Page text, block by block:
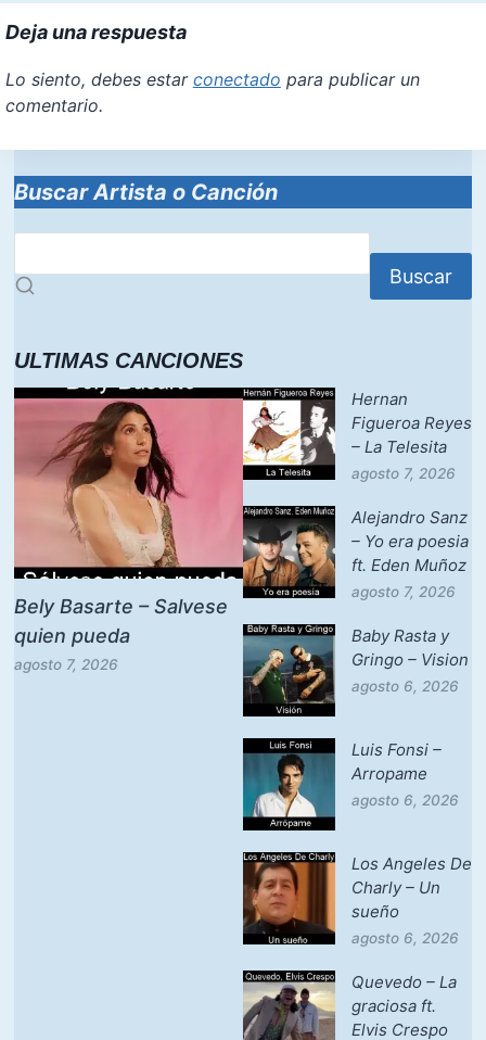
Deja una respuesta
Lo siento, debes estar conectado para publicar un
comentario.
Buscar Artista o Canción
Buscar
ULTIMAS CANCIONES
Bely Basarte – Salvese
quien pueda
agosto 7, 2026
Hernan
Figueroa Reyes
– La Telesita
agosto 7, 2026
Alejandro Sanz
– Yo era poesia
ft. Eden Muñoz
agosto 7, 2026
Baby Rasta y
Gringo – Vision
agosto 6, 2026
Luis Fonsi –
Arropame
agosto 6, 2026
Los Angeles De
Charly – Un
sueño
agosto 6, 2026
Quevedo – La
graciosa ft.
Elvis Crespo